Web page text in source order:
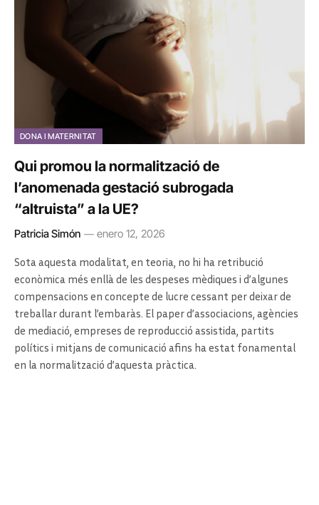
DONA I MATERNITAT
Qui promou la normalització de
l’anomenada gestació subrogada
“altruista” a la UE?
Patricia Simón enero 12, 2026
Sota aquesta modalitat, en teoria, no hi ha retribució
econòmica més enllà de les despeses mèdiques i d’algunes
compensacions en concepte de lucre cessant per deixar de
treballar durant l’embaràs. El paper d’associacions, agències
de mediació, empreses de reproducció assistida, partits
polítics i mitjans de comunicació afins ha estat fonamental
en la normalització d’aquesta pràctica.